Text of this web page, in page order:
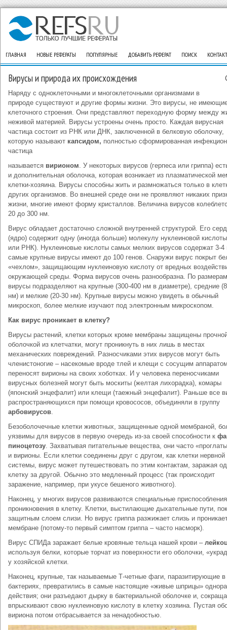
ГЛАВНАЯ НОВЫЕ РЕФЕРАТЫ ПОПУЛЯРНЫЕ ДОБАВИТЬ РЕФЕРАТ ПОИСК
Вирусы и природа их происхождения
Наряду с одноклеточными и многоклеточными организмами в
природе существуют и другие формы жизни. Это вирусы, не
клеточного строения. Они представляют переходную форму между
неживой материей. Вирусы устроены очень просто. Каждая вирусная
частица состоит из РНК или ДНК, заключенной в белковую оболочку,
которую называют капсидом, полностью сформированная
частица
называется вирионом. У некоторых вирусов (герпеса или гриппа)
и дополнительная оболочка, которая возникает из плазматической
клетки-хозяина. Вирусы способны жить и размножаться только в
других организмов. Во внешней среде они не проявляют никаких
жизни, многие имеют форму кристаллов. Величина вирусов
20 до 300 нм.
Вирус обладает достаточно сложной внутренней структурой. Его
(ядро) содержит одну (иногда больше) молекулу нуклеиновой
или РНК). Нуклеиновые кислоты самых мелких вирусов содержат 3-4
самые крупные вирусы имеют до 100 генов. Снаружи вирус покрыт
«чехлом», защищающим нуклеиновую кислоту от вредных
окружающей среды. Форма вирусов очень разнообразна. По размерам
вирусы подразделяют на крупные (300-400 нм в диаметре), средние
нм) и мелкие (20-30 нм). Крупные вирусы можно увидеть в обычный
микроскоп, более мелкие изучают под электронным микроскопом.
Как вирус проникает в клетку?
Вирусы растений, клетки которых кроме мембраны защищены
оболочкой из клетчатки, могут проникнуть в них лишь в местах
механических повреждений. Разносчиками этих вирусов могут быть
членистоногие – насекомые вроде тлей и клещи с сосущим
переносят вирионы на своих хоботках. И у человека переносчиками
вирусных болезней могут быть москиты (желтая лихорадка), комары
(японский энцефалит) или клещи (таежный энцефалит). Раньше все
распространяющихся при помощи кровососов, объединяли в группу
арбовирусов.
Безоболочечные клетки животных, защищенные одной мембраной,
уязвимы для вирусов в первую очередь из-за своей способности к
пиноцетозу. Захватывая питательные вещества, они часто
и вирионы. Если клетки соединены друг с другом, как клетки нервной
системы, вирус может путешествовать по этим контактам, заражая
клетку за другой. Обычно это медленный процесс (так происходит
заражение, например, при укусе бешеного животного).
Наконец, у многих вирусов развиваются специальные
проникновения в клетку. Клетки, выстилающие дыхательные пути,
защитным слоем слизи. Но вирус гриппа разжижает слизь и
мембране (потому-то первый симптом гриппа – часто насморк).
Вирус СПИДа заражает белые кровяные тельца нашей крови –
используя белки, которые торчат из поверхности его оболочки,
у хозяйской клетки.
Наконец, крупные, так называемые Т-четные фаги, паразитирующие в
бактериях, превратились в самые настоящие «живые шприцы»
действия; они разъедают дырку в бактериальной оболочке и,
впрыскивают свою нуклеиновую кислоту в клетку хозяина. Пустая
вириона потом отбрасывается за ненадобностью.